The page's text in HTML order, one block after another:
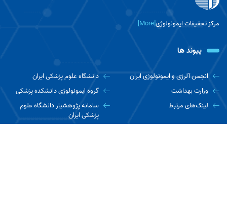
مرکز تحقیقات ایمونولوژی[More]
پیوند ها
انجمن آلرژی و ایمونولوژی ایران
دانشگاه علوم پزشکی ایران
وزارت بهداشت
گروه ایمونولوژی دانشکده پزشکی
لینک‌های مرتبط
سامانه پژوهشیار دانشگاه علوم
پزشکی ایران